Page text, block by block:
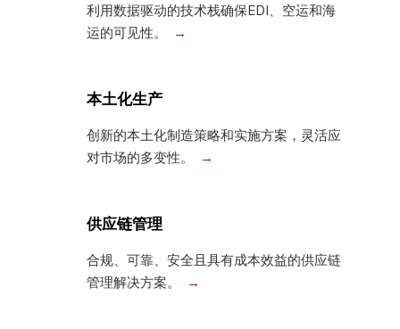
利用数据驱动的技术栈确保EDI、空运和海
运的可见性。
本土化生产
创新的本土化制造策略和实施方案，灵活应
对市场的多变性。
供应链管理
合规、可靠、安全且具有成本效益的供应链
管理解决方案。